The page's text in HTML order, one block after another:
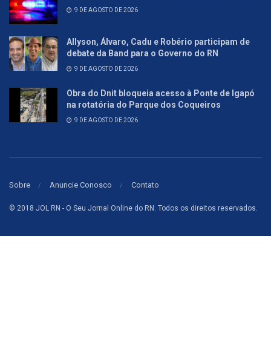
9 DE AGOSTO DE 2026
Allyson, Álvaro, Cadu e Robério participam de
debate da Band para o Governo do RN
9 DE AGOSTO DE 2026
Obra do Dnit bloqueia acesso à Ponte de Igapó
na rotatória do Parque dos Coqueiros
9 DE AGOSTO DE 2026
Sobre Anuncie Conosco Contato
© 2018 JOL RN - O Seu Jornal Online do RN. Todos os direitos reservados.